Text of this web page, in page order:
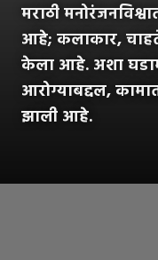
मराठी
आहे; कलाकार, चाहते
केला आहे. अशा
आरोग्याबद्दल,
झाली आहे.